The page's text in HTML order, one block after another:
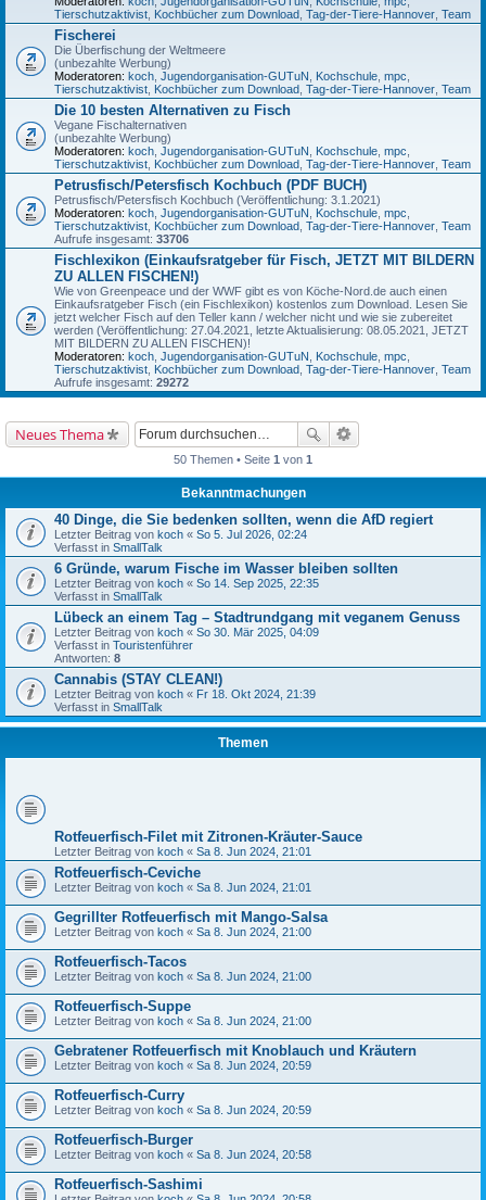
Tierschutzaktivist, Kochbücher zum Download, Tag-der-Tiere-Hannover, Team
Fischerei
Die Überfischung der Weltmeere
(unbezahlte Werbung)
Moderatoren: koch, Jugendorganisation-GUTuN, Kochschule, mpc,
Tierschutzaktivist, Kochbücher zum Download, Tag-der-Tiere-Hannover, Team
Die 10 besten Alternativen zu Fisch
Vegane Fischalternativen
(unbezahlte Werbung)
Moderatoren: koch, Jugendorganisation-GUTuN, Kochschule, mpc,
Tierschutzaktivist, Kochbücher zum Download, Tag-der-Tiere-Hannover, Team
Petrusfisch/Petersfisch Kochbuch (PDF BUCH)
Petrusfisch/Petersfisch Kochbuch (Veröffentlichung: 3.1.2021)
Moderatoren: koch, Jugendorganisation-GUTuN, Kochschule, mpc,
Tierschutzaktivist, Kochbücher zum Download, Tag-der-Tiere-Hannover, Team
Aufrufe insgesamt: 33706
Fischlexikon (Einkaufsratgeber für Fisch, JETZT MIT BILDERN
ZU ALLEN FISCHEN!)
Wie von Greenpeace und der WWF gibt es von Köche-Nord.de auch einen
Einkaufsratgeber Fisch (ein Fischlexikon) kostenlos zum Download. Lesen Sie
jetzt welcher Fisch auf den Teller kann / welcher nicht und wie sie zubereitet
werden (Veröffentlichung: 27.04.2021, letzte Aktualisierung: 08.05.2021, JETZT
MIT BILDERN ZU ALLEN FISCHEN)!
Moderatoren: koch, Jugendorganisation-GUTuN, Kochschule, mpc,
Tierschutzaktivist, Kochbücher zum Download, Tag-der-Tiere-Hannover, Team
Aufrufe insgesamt: 29272
Neues Thema
50 Themen • Seite 1 von 1
Bekanntmachungen
40 Dinge, die Sie bedenken sollten, wenn die AfD regiert
Letzter Beitrag von koch « So 5. Jul 2026, 02:24
Verfasst in SmallTalk
6 Gründe, warum Fische im Wasser bleiben sollten
Letzter Beitrag von koch « So 14. Sep 2025, 22:35
Verfasst in SmallTalk
Lübeck an einem Tag – Stadtrundgang mit veganem Genuss
Letzter Beitrag von koch « So 30. Mär 2025, 04:09
Verfasst in Touristenführer
Antworten: 8
Cannabis (STAY CLEAN!)
Letzter Beitrag von koch « Fr 18. Okt 2024, 21:39
Verfasst in SmallTalk
Themen
Rotfeuerfisch-Filet mit Zitronen-Kräuter-Sauce
Letzter Beitrag von koch « Sa 8. Jun 2024, 21:01
Rotfeuerfisch-Ceviche
Letzter Beitrag von koch « Sa 8. Jun 2024, 21:01
Gegrillter Rotfeuerfisch mit Mango-Salsa
Letzter Beitrag von koch « Sa 8. Jun 2024, 21:00
Rotfeuerfisch-Tacos
Letzter Beitrag von koch « Sa 8. Jun 2024, 21:00
Rotfeuerfisch-Suppe
Letzter Beitrag von koch « Sa 8. Jun 2024, 21:00
Gebratener Rotfeuerfisch mit Knoblauch und Kräutern
Letzter Beitrag von koch « Sa 8. Jun 2024, 20:59
Rotfeuerfisch-Curry
Letzter Beitrag von koch « Sa 8. Jun 2024, 20:59
Rotfeuerfisch-Burger
Letzter Beitrag von koch « Sa 8. Jun 2024, 20:58
Rotfeuerfisch-Sashimi